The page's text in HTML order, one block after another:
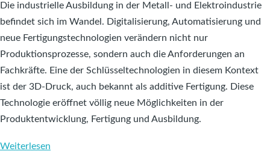
optimierte
Nutzung
erneuerbarer
Energien"
veröffentlicht
Die industrielle Ausbildung in der Metall- und Elektroindustrie
befindet sich im Wandel. Digitalisierung, Automatisierung und
neue Fertigungstechnologien verändern nicht nur
Produktionsprozesse, sondern auch die Anforderungen an
Fachkräfte. Eine der Schlüsseltechnologien in diesem Kontext
ist der 3D-Druck, auch bekannt als additive Fertigung. Diese
Technologie eröffnet völlig neue Möglichkeiten in der
Produktentwicklung, Fertigung und Ausbildung.
Weiterlesen